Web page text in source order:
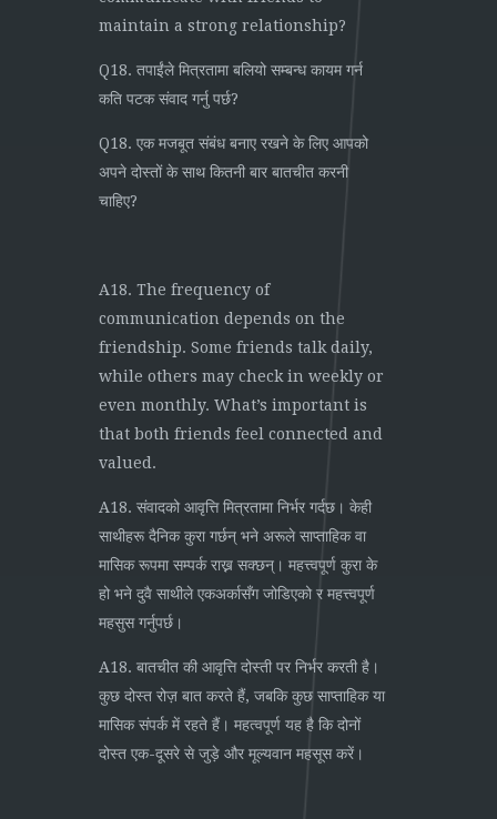
maintain a strong relationship?
Q18. तपाईंले मित्रतामा बलियो सम्बन्ध कायम गर्न
कति पटक संवाद गर्नु पर्छ?
Q18. एक मजबूत संबंध बनाए रखने के लिए आपको
अपने दोस्तों के साथ कितनी बार बातचीत करनी
चाहिए?
A18. The frequency of
communication depends on the
friendship. Some friends talk daily,
while others may check in weekly or
even monthly. What’s important is
that both friends feel connected and
valued.
A18. संवादको आवृत्ति मित्रतामा निर्भर गर्दछ। केही
साथीहरू दैनिक कुरा गर्छन् भने अरूले साप्ताहिक वा
मासिक रूपमा सम्पर्क राख्न सक्छन्। महत्त्वपूर्ण कुरा के
हो भने दुवै साथीले एकअर्कासँग जोडिएको र महत्त्वपूर्ण
महसुस गर्नुपर्छ।
A18. बातचीत की आवृत्ति दोस्ती पर निर्भर करती है।
कुछ दोस्त रोज़ बात करते हैं, जबकि कुछ साप्ताहिक या
मासिक संपर्क में रहते हैं। महत्वपूर्ण यह है कि दोनों
दोस्त एक-दूसरे से जुड़े और मूल्यवान महसूस करें।